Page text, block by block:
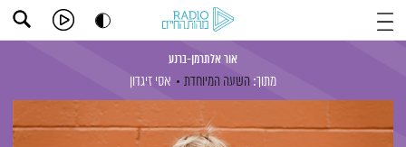
אור אלתרמן-ברנע
מתוך: השעה המיוחדת אסי זיגדון